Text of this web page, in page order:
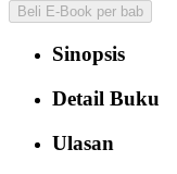
Beli E-Book per bab
Sinopsis
Detail Buku
Ulasan